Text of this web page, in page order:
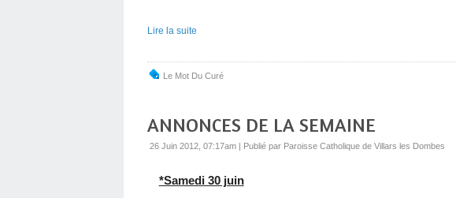
Lire la suite
Le Mot Du Curé
ANNONCES DE LA SEMAINE
26 Juin 2012, 07:17am | Publié par Paroisse Catholique de Villars les Dombes
*Samedi 30 juin